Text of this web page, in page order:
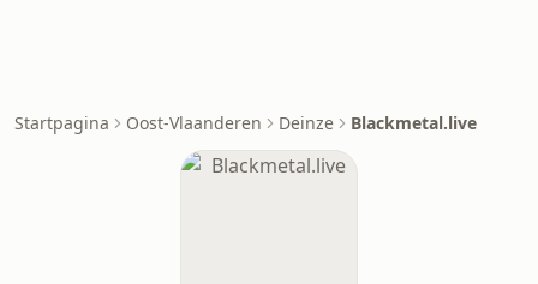
Startpagina Oost-Vlaanderen Deinze Blackmetal.live